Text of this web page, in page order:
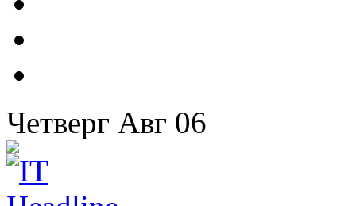
Четверг Авг 06